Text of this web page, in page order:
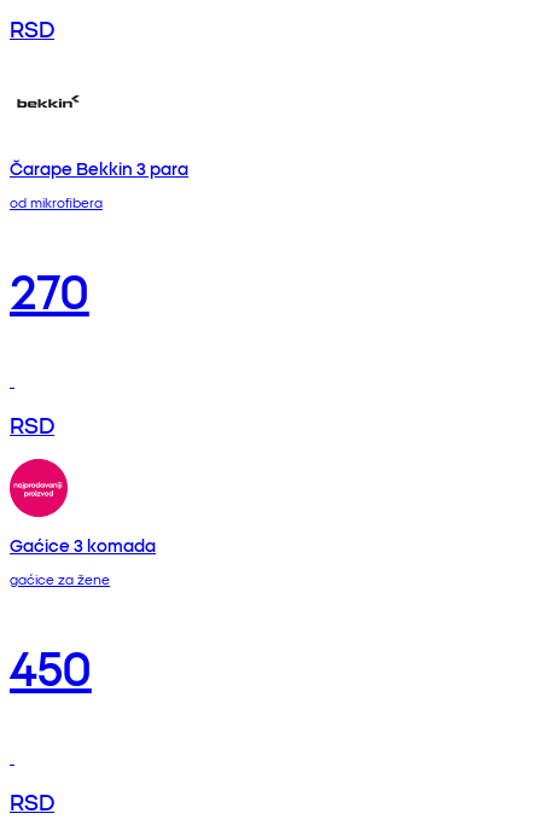
RSD
Čarape Bekkin 3 para
od mikrofibera
270
RSD
Gaćice 3 komada
gaćice za žene
450
RSD